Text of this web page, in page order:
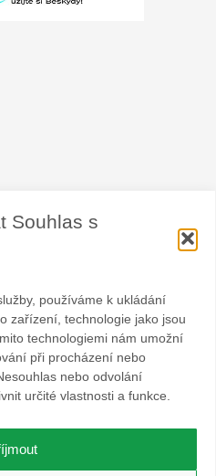
Souhlas s
používáme k ukládání
zařízení, technologie jako jsou
technologiemi nám umožní
při procházení nebo
nebo odvolání
určité vlastnosti a funkce.
svazek fyzických a
v hostinské živnosti
cestovního ruchu. Místem